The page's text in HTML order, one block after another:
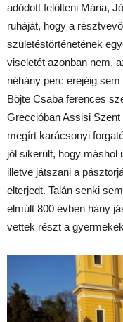
adódott felölteni Mária,
ruháját, hogy a
születéstörténetének
viseletét azonban nem,
néhány perc erejéig
Böjte Csaba ferences
Greccióban Assisi
megírt karácsonyi
jól sikerült, hogy máshol
illetve játszani a
elterjedt. Talán senki
elmúlt 800 évben hány
vettek részt a